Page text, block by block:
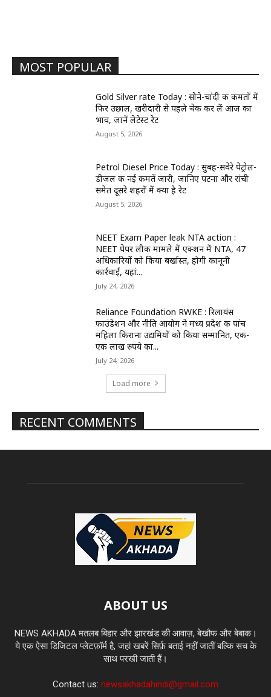
MOST POPULAR
Gold Silver rate Today : सोने-चांदी की कीमतों में
फिर उछाल, खरीदारी से पहले चेक कर लें आज का
भाव, जानें लेटेस्ट रेट
August 5, 2026
Petrol Diesel Price Today : सुबह-सवेरे पेट्रोल-
डीजल की नई कीमतें जारी, जानिए पटना और रांची
समेत दूसरे शहरों में क्या है रेट
August 5, 2026
NEET Exam Paper leak NTA action :
NEET पेपर लीक मामले में एक्शन में NTA, 47
अधिकारियों को किया बर्खास्त, होगी कानूनी
कार्रवाई, यहां...
July 24, 2026
Reliance Foundation RWKE : रिलायंस
फाउंडेशन और नीति आयोग ने मध्य प्रदेश की पांच
महिला किराना उद्यमियों को किया सम्मानित, एक-
एक लाख रुपये का...
July 24, 2026
Load more
RECENT COMMENTS
ABOUT US
NEWS AKHADA मतलब बिहार और झारखंड की आवाज़, बेखौफ और बेबाक।
ये एक ऐसा डिजिटल प्लेटफ़ॉर्म है, जहां खबरें सिर्फ़ बताई नहीं जातीं बल्कि सच के
साथ परखी जाती हैं।
Contact us: newsakhadahindi@gmail.com